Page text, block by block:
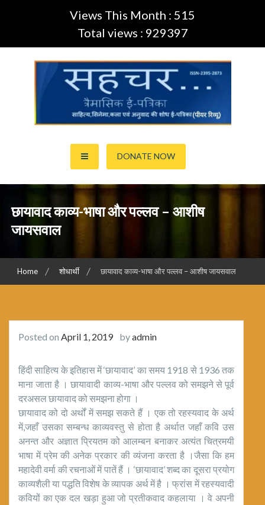
Views This Month : 515
Total views : 929397
सहचर ई-पत्रिका… (ISSN:2395-
2873)
DONATE NOW
छायावाद काव्य-भाषा और पल्लव – आशीष
जायसवाल
Home शोधार्थी छायावाद काव्य-भाषा और पल्लव – आशीष जायसवाल
Posted on April 1, 2019 byadmin
हिंदी साहित्य के इतिहास में ‘छायावाद’ का समय 1918 से 1936 तक
माना जाता है । छायावादी काव्य-भाषा और पल्लव को समझने से पूर्व
दरअसल छायावाद को समझना होगा ।
छायावाद को दो अर्थों में समझ सकते हैं । एक तो रहस्यवाद के अर्थ
में,जहाँ उसका सम्बन्ध काव्यवस्तु से होता है अर्थात जहाँ कवि उस
अनन्त और अज्ञात प्रियतम को आलम्बन बनाकर अत्यंत चित्रमयी
भाषा में प्रेम की अनेक प्रकार की व्यंजना करता है ।जैसा कि हम
महादेवी वर्मा की रचनाओं में पातें हैं । ‘छायावाद’ शब्द का दूसरा प्रयोग
काव्यशैली या पद्धति विशेष के व्यापक अर्थ में है । फ्रांस में रहस्यवादी
कवियों का एक दल खड़ा हुआ जो प्रतीकवाद कहलाया । वे अपनी